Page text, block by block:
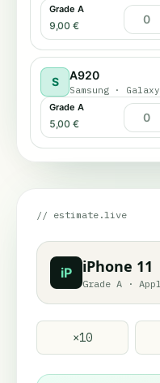
Grade A
9,00 €
S A920
Samsung ·
Grade A
5,00 €
// estimate.live
iP iPhone 11
Grade A ·
×10